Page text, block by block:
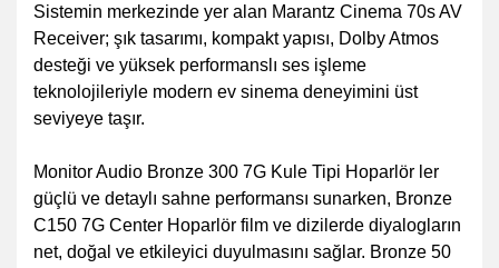
Sistemin merkezinde yer alan Marantz Cinema 70s AV
Receiver; şık tasarımı, kompakt yapısı, Dolby Atmos
desteği ve yüksek performanslı ses işleme
teknolojileriyle modern ev sinema deneyimini üst
seviyeye taşır.
Monitor Audio Bronze 300 7G Kule Tipi Hoparlör ler
güçlü ve detaylı sahne performansı sunarken, Bronze
C150 7G Center Hoparlör film ve dizilerde diyalogların
net, doğal ve etkileyici duyulmasını sağlar. Bronze 50